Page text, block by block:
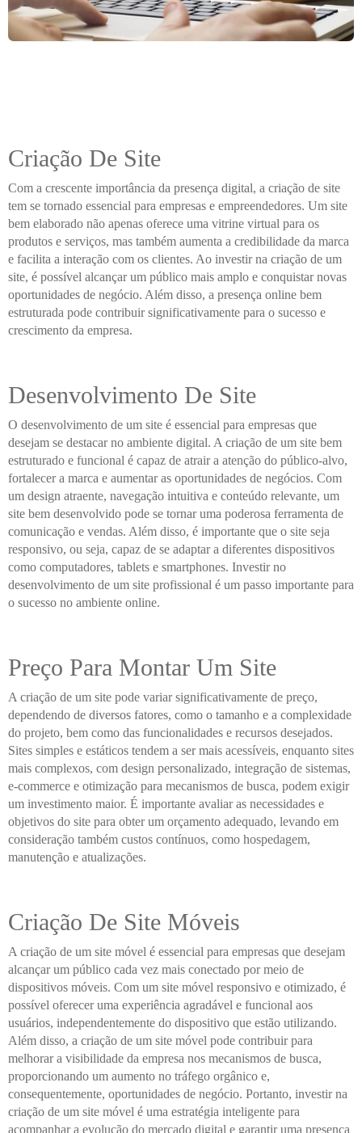
Criação De Site
Com a crescente importância da presença digital, a criação de site
tem se tornado essencial para empresas e empreendedores. Um site
bem elaborado não apenas oferece uma vitrine virtual para os
produtos e serviços, mas também aumenta a credibilidade da marca
e facilita a interação com os clientes. Ao investir na criação de um
site, é possível alcançar um público mais amplo e conquistar novas
oportunidades de negócio. Além disso, a presença online bem
estruturada pode contribuir significativamente para o sucesso e
crescimento da empresa.
Desenvolvimento De Site
O desenvolvimento de um site é essencial para empresas que
desejam se destacar no ambiente digital. A criação de um site bem
estruturado e funcional é capaz de atrair a atenção do público-alvo,
fortalecer a marca e aumentar as oportunidades de negócios. Com
um design atraente, navegação intuitiva e conteúdo relevante, um
site bem desenvolvido pode se tornar uma poderosa ferramenta de
comunicação e vendas. Além disso, é importante que o site seja
responsivo, ou seja, capaz de se adaptar a diferentes dispositivos
como computadores, tablets e smartphones. Investir no
desenvolvimento de um site profissional é um passo importante para
o sucesso no ambiente online.
Preço Para Montar Um Site
A criação de um site pode variar significativamente de preço,
dependendo de diversos fatores, como o tamanho e a complexidade
do projeto, bem como das funcionalidades e recursos desejados.
Sites simples e estáticos tendem a ser mais acessíveis, enquanto sites
mais complexos, com design personalizado, integração de sistemas,
e-commerce e otimização para mecanismos de busca, podem exigir
um investimento maior. É importante avaliar as necessidades e
objetivos do site para obter um orçamento adequado, levando em
consideração também custos contínuos, como hospedagem,
manutenção e atualizações.
Criação De Site Móveis
A criação de um site móvel é essencial para empresas que desejam
alcançar um público cada vez mais conectado por meio de
dispositivos móveis. Com um site móvel responsivo e otimizado, é
possível oferecer uma experiência agradável e funcional aos
usuários, independentemente do dispositivo que estão utilizando.
Além disso, a criação de um site móvel pode contribuir para
melhorar a visibilidade da empresa nos mecanismos de busca,
proporcionando um aumento no tráfego orgânico e,
consequentemente, oportunidades de negócio. Portanto, investir na
criação de um site móvel é uma estratégia inteligente para
acompanhar a evolução do mercado digital e garantir uma presença